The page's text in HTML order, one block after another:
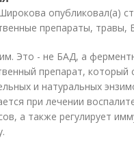
опубликовал(а)
препараты, травы,
Это - не БАД, а
препарат, который
и натуральных
при лечении
а также регулирует